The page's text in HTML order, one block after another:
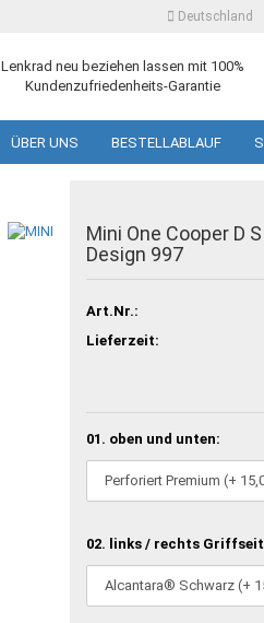
Deutschland
Lenkrad neu beziehen lassen mit 100%
Kundenzufriedenheits-Garantie
ÜBER UNS BESTELLABLAUF
Mini One Cooper D
Design 997
Art.Nr.:
Lieferzeit:
01. oben und unten:
02. links / rechts